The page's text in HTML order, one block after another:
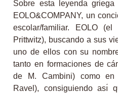
Sobre esta leyenda
EOLO&COMPANY, un
escolar/familiar. EOLO
Prittwitz), buscando a sus
uno de ellos con su
tanto en formaciones de
de M. Cambini) como
Ravel), consiguiendo ası́